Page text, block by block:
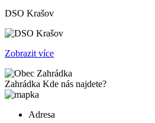
DSO Krašov
Zobrazit více
Zahrádka Kde nás najdete?
Adresa